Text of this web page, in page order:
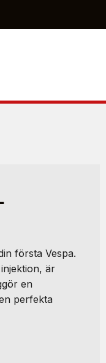
första Vespa.
är
en
perfekta